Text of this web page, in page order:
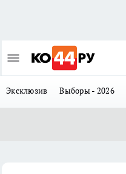
Эксклюзив Выборы - 2026